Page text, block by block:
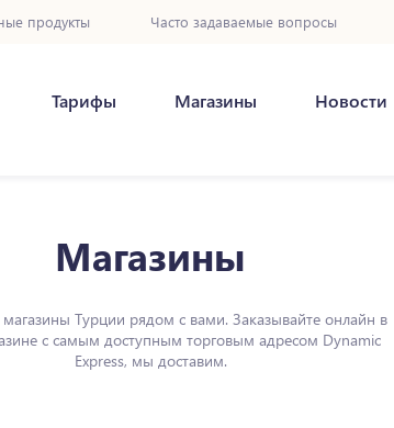
продукты Часто задаваемые вопросы
Тарифы Магазины Новости
Магазины
Турции рядом с вами. Заказывайте онлайн в
с самым доступным торговым адресом Dynamic
Express, мы доставим.